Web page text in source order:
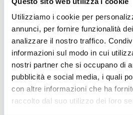
Utilizziamo i cookie per
annunci, per fornire funzionalità
analizzare il nostro traffico.
informazioni sul modo in cui
nostri partner che si occupano di
pubblicità e social media, i quali
con altre informazioni che ha
raccolto dal suo utilizzo dei loro
LINEA 127 Vittorio Veneto - La
LINEA 129
Vittorio Veneto -
LINEA 130
Possagno - Cavaso
Valdobbiadene
LINEA 131
Cornuda FS -
LINEA 132
Valdobbiadene -
Conegliano